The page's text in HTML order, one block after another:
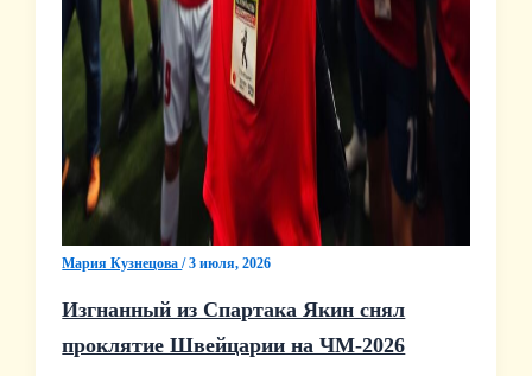
Мария Кузнецова/3 июля, 2026
Изгнанный из Спартака Якин снял
проклятие Швейцарии на ЧМ‑2026